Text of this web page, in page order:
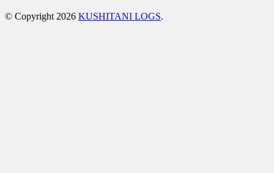
© Copyright 2026 KUSHITANI LOGS.